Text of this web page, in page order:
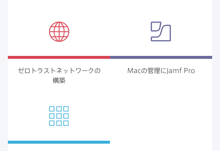
ゼロトラストネットワークの​
構築
Macの​管理にJamf Pro